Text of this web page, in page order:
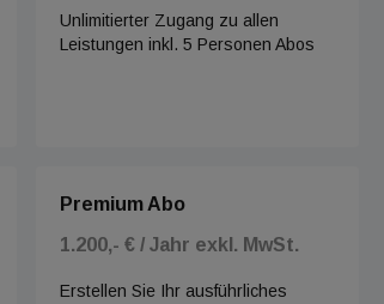
Unlimitierter Zugang zu allen
Leistungen inkl. 5 Personen Abos
Premium Abo
1.200,- € / Jahr exkl. MwSt.
Erstellen Sie Ihr ausführliches